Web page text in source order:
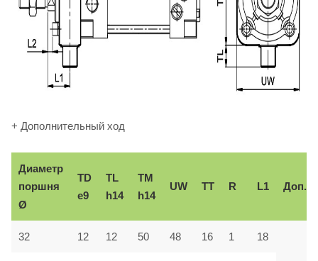
+ Дополнительный ход
Диаметр
поршня
Ø
TD
e9
TL
h14
TM
h14
UW TT R L1 Доп.
32 12 12 50 48 16 1 18